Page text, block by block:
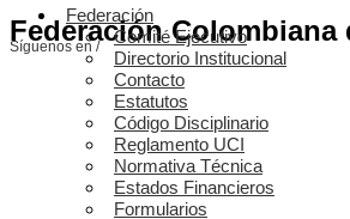
Federación Colombiana
Síguenos en /
Federación
Comité Ejecutivo
Directorio Institucional
Contacto
Estatutos
Código Disciplinario
Reglamento UCI
Normativa Técnica
Estados Financieros
Formularios